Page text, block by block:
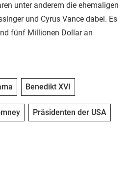
unter anderem die ehemaligen
und Cyrus Vance dabei. Es
fünf Millionen Dollar an
Benedikt XVI
Präsidenten der USA